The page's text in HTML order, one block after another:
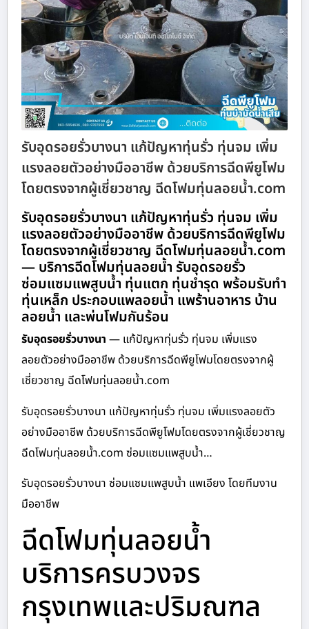
รับอุดรอยรั่วบางนา แก้ปัญหาทุ่นรั่ว ทุ่นจม เพิ่ม
แรงลอยตัวอย่างมืออาชีพ ด้วยบริการฉีดพียูโฟม
โดยตรงจากผู้เชี่ยวชาญ ฉีดโฟมทุ่นลอยน้ำ.com
รับอุดรอยรั่วบางนา แก้ปัญหาทุ่นรั่ว ทุ่นจม เพิ่ม
แรงลอยตัวอย่างมืออาชีพ ด้วยบริการฉีดพียูโฟม
โดยตรงจากผู้เชี่ยวชาญ ฉีดโฟมทุ่นลอยน้ำ.com
— บริการฉีดโฟมทุ่นลอยน้ำ รับอุดรอยรั่ว
ซ่อมแซมแพสูบน้ำ ทุ่นแตก ทุ่นชำรุด พร้อมรับทำ
ทุ่นเหล็ก ประกอบแพลอยน้ำ แพร้านอาหาร บ้าน
ลอยน้ำ และพ่นโฟมกันร้อน
รับอุดรอยรั่วบางนา — แก้ปัญหาทุ่นรั่ว ทุ่นจม เพิ่มแรง
ลอยตัวอย่างมืออาชีพ ด้วยบริการฉีดพียูโฟมโดยตรงจากผู้
เชี่ยวชาญ ฉีดโฟมทุ่นลอยน้ำ.com
รับอุดรอยรั่วบางนา แก้ปัญหาทุ่นรั่ว ทุ่นจม เพิ่มแรงลอยตัว
อย่างมืออาชีพ ด้วยบริการฉีดพียูโฟมโดยตรงจากผู้เชี่ยวชาญ
ฉีดโฟมทุ่นลอยน้ำ.com ซ่อมแซมแพสูบน้ำ…
รับอุดรอยรั่วบางนา ซ่อมแซมแพสูบน้ำ แพเอียง โดยทีมงาน
มืออาชีพ
ฉีดโฟมทุ่นลอยน้ำ
บริการครบวงจร
กรุงเทพและปริมณฑล